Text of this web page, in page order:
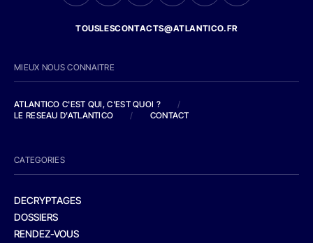
TOUSLESCONTACTS@ATLANTICO.FR
MIEUX NOUS CONNAITRE
ATLANTICO C'EST QUI, C'EST QUOI ?
/
LE RESEAU D'ATLANTICO
/ CONTACT
CATEGORIES
DECRYPTAGES
DOSSIERS
RENDEZ-VOUS